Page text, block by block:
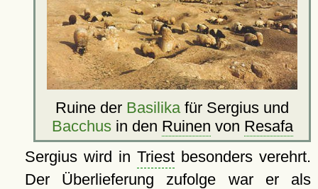
Ruine der Basilika für Sergius und
Bacchusin den Ruinen von Resafa
Sergius wird in Triestbesonders verehrt.
Der Überlieferung zufolge war er als